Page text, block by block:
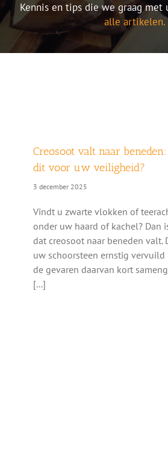
Kennis en tips die we graag met
alle artikelen.
Creosoot valt naar
dit voor uw veiligheid?
3 december 2025
Vindt u zwarte vlokken of
onder uw haard of kachel? Dan
dat creosoot naar beneden valt.
uw schoorsteen ernstig vervuild
de gevaren daarvan kort
[...]